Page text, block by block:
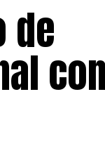
de